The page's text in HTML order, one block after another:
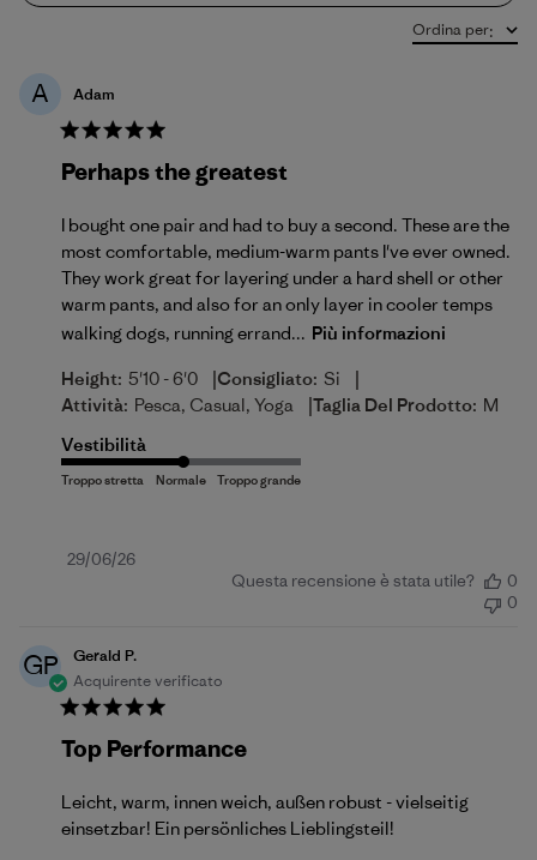
Ordina per:
A Adam
Perhaps the greatest
I bought one pair and had to buy a second. These are the
most comfortable, medium-warm pants I've ever owned.
They work great for layering under a hard shell or other
warm pants, and also for an only layer in cooler temps
walking dogs, running errand... Più informazioni
Height: 5'10 - 6'0 |Consigliato: Si |
Attività: Pesca, Casual, Yoga |Taglia Del Prodotto: M
Vestibilità
Data
29/06/26
Questa recensione è stata utile?
0
0
GP
Gerald P.
Acquirente verificato
Top Performance
Leicht, warm, innen weich, außen robust - vielseitig
einsetzbar! Ein persönliches Lieblingsteil!